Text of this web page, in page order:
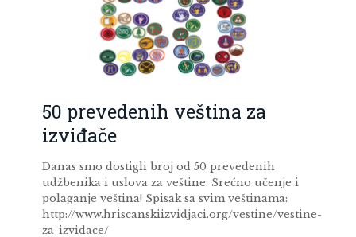
50 prevedenih veština za
izviđače
Danas smo dostigli broj od 50 prevedenih
udžbenika i uslova za veštine. Srećno učenje i
polaganje veština! Spisak sa svim veštinama:
http://www.hriscanskiizvidjaci.org/vestine/vestine-
za-izvidace/